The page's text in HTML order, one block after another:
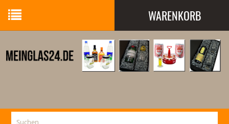
WARENKORB
Ihr Warenkorb ist leer.